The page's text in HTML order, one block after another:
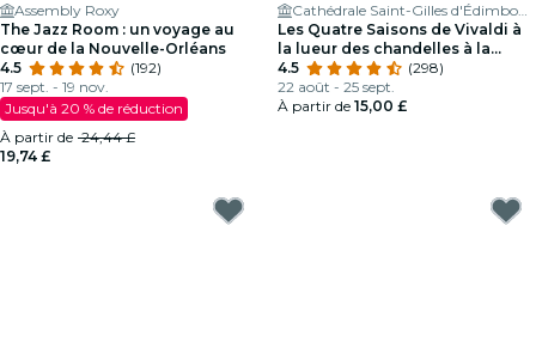
Assembly Roxy
The Jazz Room : un voyage au
cœur de la Nouvelle-Orléans
4.5
(192)
17 sept. - 19 nov.
Jusqu'à 20 % de réduction
À partir de 24,44 £
19,74 £
Cathédrale Saint-Gilles d'Édimbourg
Les Quatre Saisons de Vivaldi à
la lueur des chandelles à la
cathédrale de St Giles
4.5
(298)
22 août - 25 sept.
À partir de 15,00 £